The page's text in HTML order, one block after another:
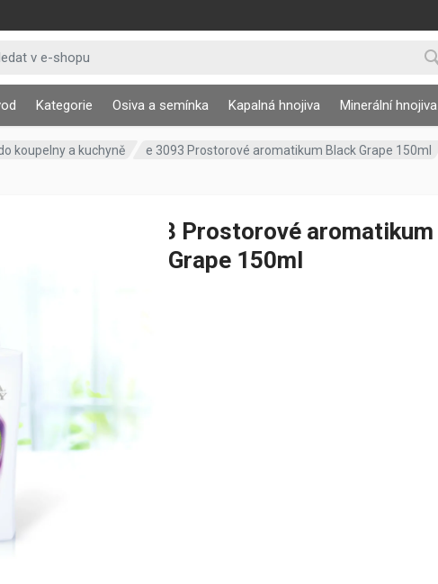
Kategorie Osiva a semínka Kapalná hnojiva Minerální hnojiva
koupelny a kuchyně e 3093 Prostorové aromatikum Black Grape 150ml
e 3093 Prostorové aromatikum
Black Grape 150ml